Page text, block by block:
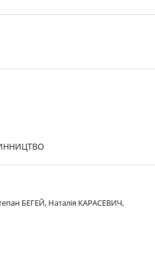
БЕГЕЙ, Наталія КАРАСЕВИЧ,